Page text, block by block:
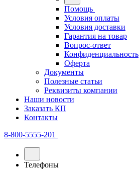
Помощь
Условия оплаты
Условия доставки
Гарантия на товар
Вопрос-ответ
Конфиденциальность
Оферта
Документы
Полезные статьи
Реквизиты компании
Наши новости
Заказать КП
Контакты
8-800-5555-201
Телефоны